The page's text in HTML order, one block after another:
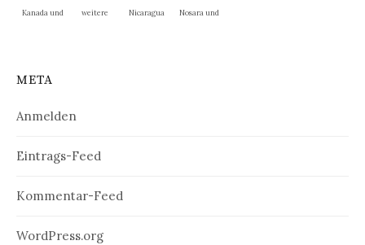
Kanada und
weitere
Nicaragua
Nosara und
META
Anmelden
Eintrags-Feed
Kommentar-Feed
WordPress.org